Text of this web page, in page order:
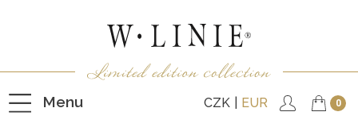
Menu CZK EUR 0